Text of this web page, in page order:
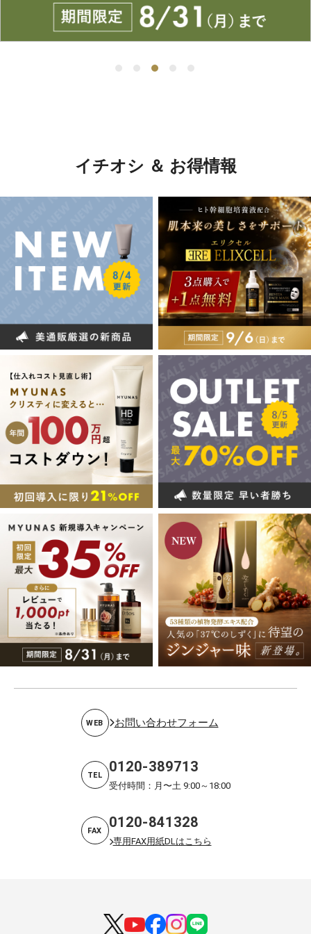
イチオシ ＆ お得情報
WEB お問い合わせフォーム
TEL 0120-389713
受付時間：月〜土 9:00～18:00
FAX 0120-841328
専用FAX用紙DLはこちら